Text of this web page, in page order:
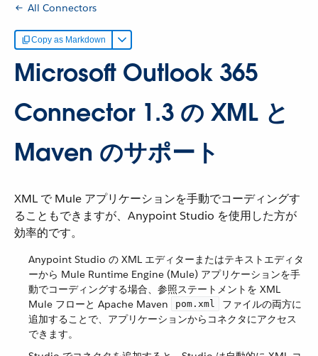
All Connectors
Copy as Markdown
Microsoft Outlook 365
Connector 1.3 の XML と
Maven のサポート
XML で Mule アプリケーションを手動でコーディングす
ることもできますが、Anypoint Studio を使用した方が
効率的です。
Anypoint Studio の XML エディターまたはテキストエディタ
ーから Mule Runtime Engine (Mule) アプリケーションを手
動でコーディングする場合、参照ステートメントを XML
Mule フローと Apache Maven ​
pom.xml
​ ファイルの両方に
追加することで、アプリケーションからコネクタにアクセス
できます。